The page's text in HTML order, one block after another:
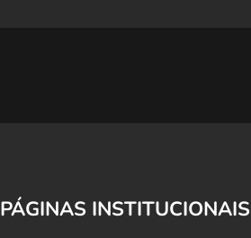
PÁGINAS INSTITUCIONAIS